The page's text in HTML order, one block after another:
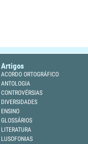
Artigos
ACORDO ORTOGRÁFICO
ANTOLOGIA
CONTROVÉRSIAS
DIVERSIDADES
ENSINO
GLOSSÁRIOS
LITERATURA
LUSOFONIAS